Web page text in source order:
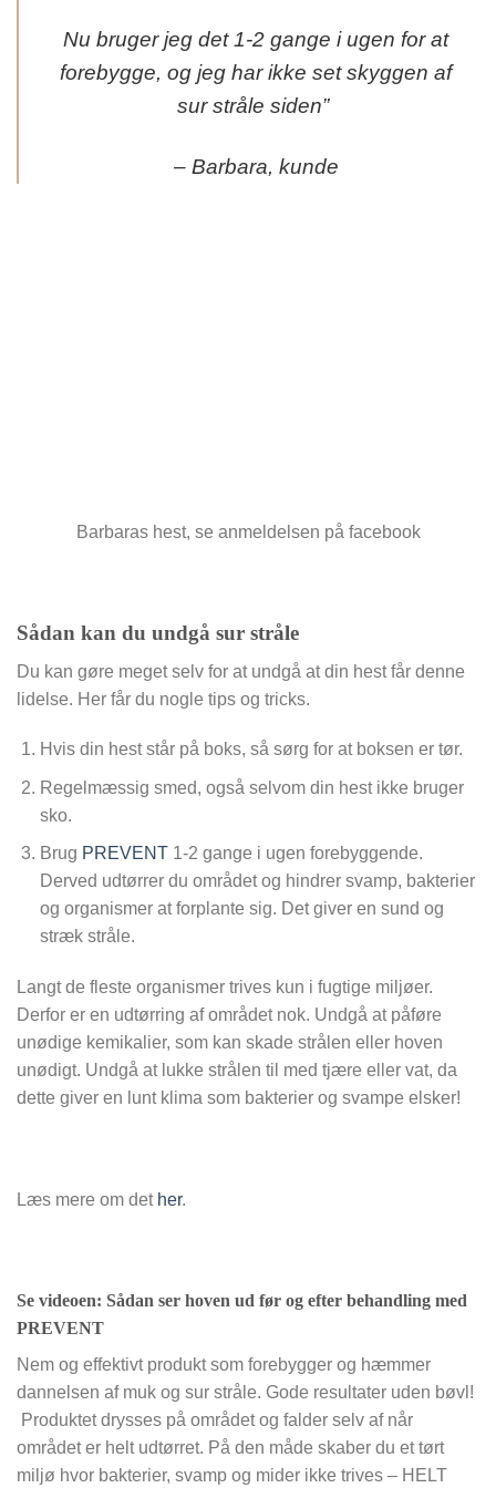
Nu bruger jeg det 1-2 gange i ugen for at
forebygge, og jeg har ikke set skyggen af
sur stråle siden”
– Barbara, kunde
Barbaras hest, se anmeldelsen på facebook
Sådan kan du undgå sur stråle
Du kan gøre meget selv for at undgå at din hest får denne
lidelse. Her får du nogle tips og tricks.
Hvis din hest står på boks, så sørg for at boksen er tør.
Regelmæssig smed, også selvom din hest ikke bruger
sko.
Brug PREVENT 1-2 gange i ugen forebyggende.
Derved udtørrer du området og hindrer svamp, bakterier
og organismer at forplante sig. Det giver en sund og
stræk stråle.
Langt de fleste organismer trives kun i fugtige miljøer.
Derfor er en udtørring af området nok. Undgå at påføre
unødige kemikalier, som kan skade strålen eller hoven
unødigt. Undgå at lukke strålen til med tjære eller vat, da
dette giver en lunt klima som bakterier og svampe elsker!
Læs mere om det her.
Se videoen: Sådan ser hoven ud før og efter behandling med
PREVENT
Nem og effektivt produkt som forebygger og hæmmer
dannelsen af muk og sur stråle. Gode resultater uden bøvl!
Produktet drysses på området og falder selv af når
området er helt udtørret. På den måde skaber du et tørt
miljø hvor bakterier, svamp og mider ikke trives – HELT